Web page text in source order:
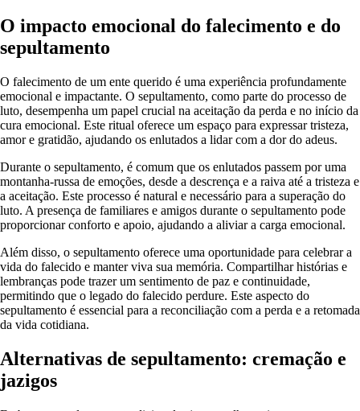
O impacto emocional do falecimento e do
sepultamento
O falecimento de um ente querido é uma experiência profundamente
emocional e impactante. O sepultamento, como parte do processo de
luto, desempenha um papel crucial na aceitação da perda e no início da
cura emocional. Este ritual oferece um espaço para expressar tristeza,
amor e gratidão, ajudando os enlutados a lidar com a dor do adeus.
Durante o sepultamento, é comum que os enlutados passem por uma
montanha-russa de emoções, desde a descrença e a raiva até a tristeza e
a aceitação. Este processo é natural e necessário para a superação do
luto. A presença de familiares e amigos durante o sepultamento pode
proporcionar conforto e apoio, ajudando a aliviar a carga emocional.
Além disso, o sepultamento oferece uma oportunidade para celebrar a
vida do falecido e manter viva sua memória. Compartilhar histórias e
lembranças pode trazer um sentimento de paz e continuidade,
permitindo que o legado do falecido perdure. Este aspecto do
sepultamento é essencial para a reconciliação com a perda e a retomada
da vida cotidiana.
Alternativas de sepultamento: cremação e
jazigos